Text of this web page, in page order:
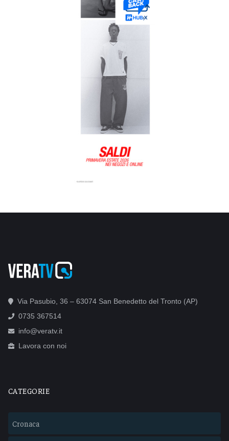
Via Pasubio, 36 – 63074 San Benedetto del Tronto (AP)
0735 367514
info@veratv.it
Lavora con noi
CATEGORIE
Cronaca